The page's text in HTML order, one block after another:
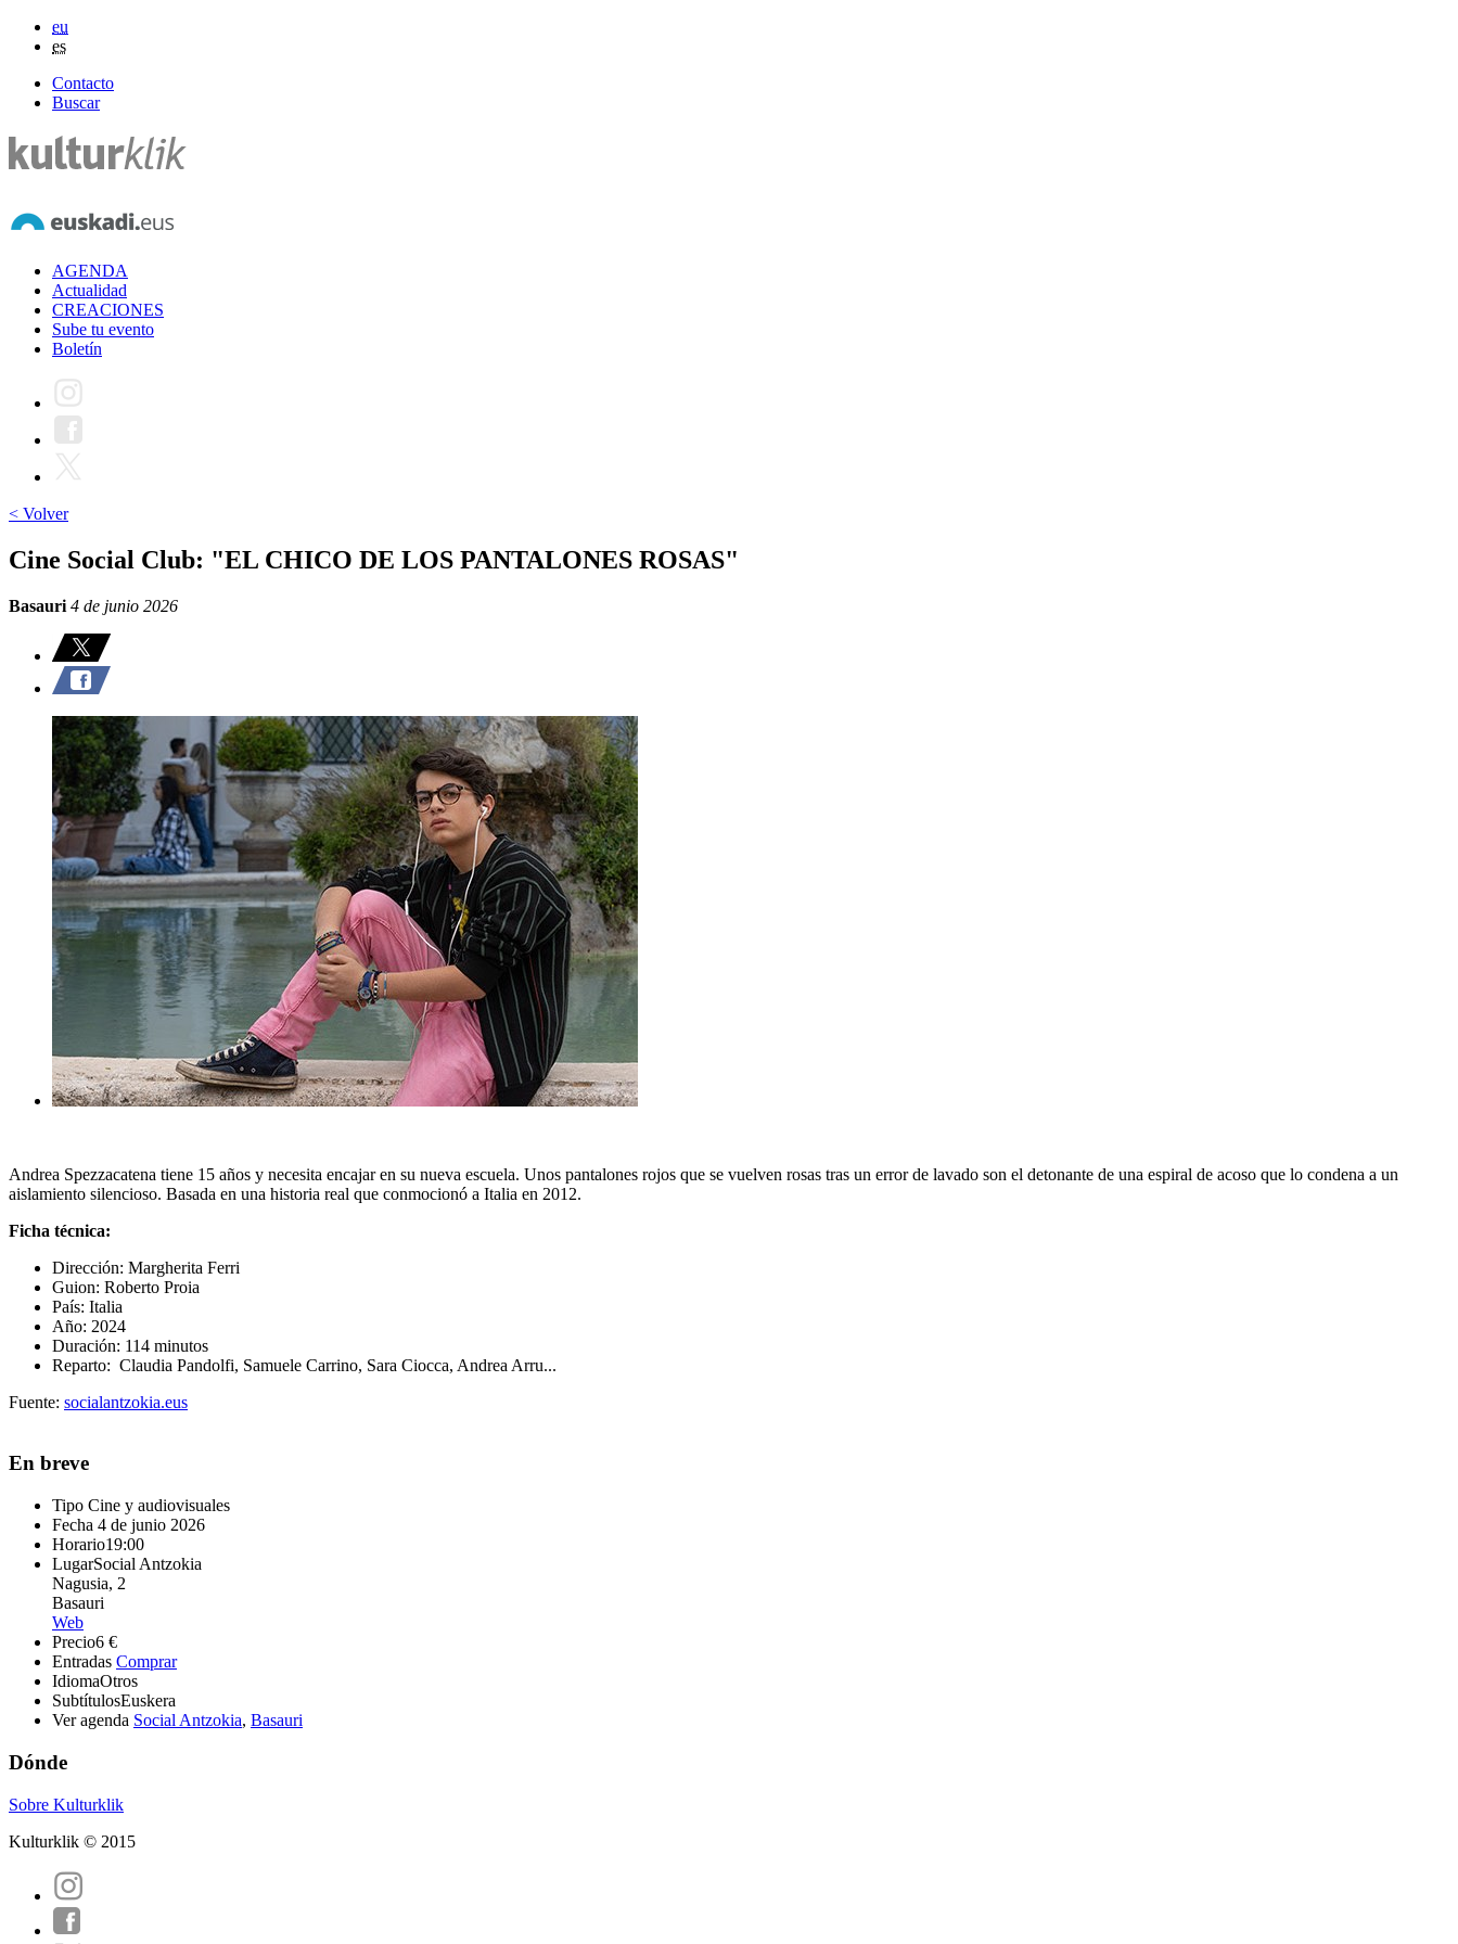
eu
es
Contacto
Buscar
AGENDA
Actualidad
CREACIONES
Sube tu evento
Boletín
< Volver
Cine Social Club: "EL CHICO DE LOS PANTALONES ROSAS"
Basauri 4 de junio 2026
Andrea Spezzacatena tiene 15 años y necesita encajar en su nueva escuela. Unos pantalones rojos que se vuelven rosas tras un error de lavado son el detonante de una espiral de acoso que lo condena a un
aislamiento silencioso. Basada en una historia real que conmocionó a Italia en 2012.
Ficha técnica:
Dirección: Margherita Ferri
Guion: Roberto Proia
País: Italia
Año: 2024
Duración: 114 minutos
Reparto: Claudia Pandolfi, Samuele Carrino, Sara Ciocca, Andrea Arru...
Fuente: socialantzokia.eus
En breve
Tipo Cine y audiovisuales
Fecha 4 de junio 2026
Horario19:00
LugarSocial Antzokia
Nagusia, 2
Basauri
Web
Precio6 €
Entradas Comprar
IdiomaOtros
SubtítulosEuskera
Ver agenda Social Antzokia, Basauri
Dónde
Sobre Kulturklik
Kulturklik © 2015